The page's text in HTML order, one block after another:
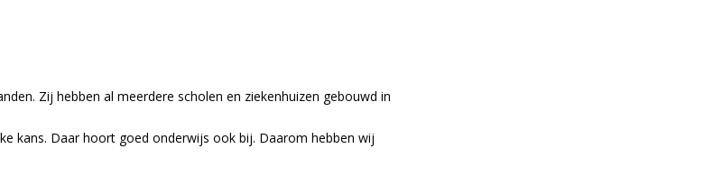
Zij hebben al meerdere scholen en ziekenhuizen gebouwd in
kans. Daar hoort goed onderwijs ook bij. Daarom hebben wij